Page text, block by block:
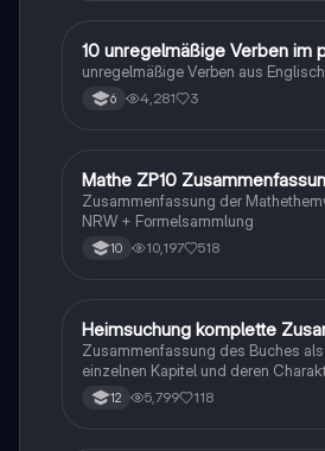
1 Englisch
10 unregelmäßige Verben im
unregelmäßige Verben aus
6 4,281 3
Mathe
Mathe ZP10
Zusammenfassung der
NRW + Formelsammlung
10 10,197 518
Deutsch
Heimsuchung komplette
Zusammenfassung des Buches
einzelnen Kapitel und deren
tabellarisch. Im Unterricht ohne KI
12 5,799 118